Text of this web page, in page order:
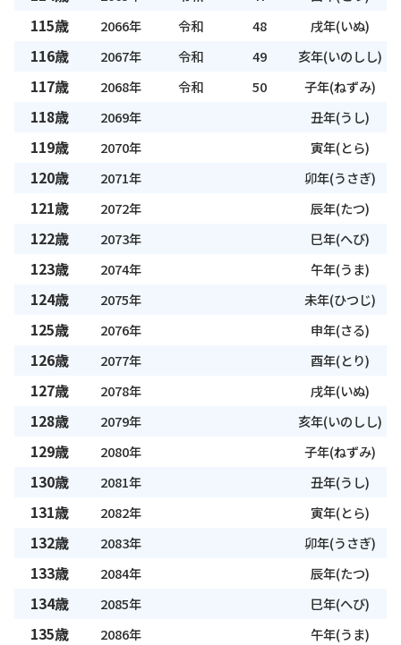
115歳 2066年 令和 48 戌年(いぬ)
116歳 2067年 令和 49 亥年(いのしし)
117歳 2068年 令和 50 子年(ねずみ)
118歳 2069年 丑年(うし)
119歳 2070年 寅年(とら)
120歳 2071年 卯年(うさぎ)
121歳 2072年 辰年(たつ)
122歳 2073年 巳年(へび)
123歳 2074年 午年(うま)
124歳 2075年 未年(ひつじ)
125歳 2076年 申年(さる)
126歳 2077年 酉年(とり)
127歳 2078年 戌年(いぬ)
128歳 2079年 亥年(いのしし)
129歳 2080年 子年(ねずみ)
130歳 2081年 丑年(うし)
131歳 2082年 寅年(とら)
132歳 2083年 卯年(うさぎ)
133歳 2084年 辰年(たつ)
134歳 2085年 巳年(へび)
135歳 2086年 午年(うま)